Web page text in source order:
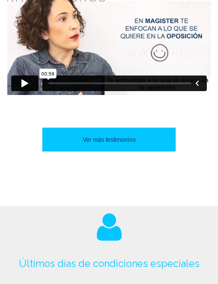
Ver más testimonios
Últimos días de condiciones especiales